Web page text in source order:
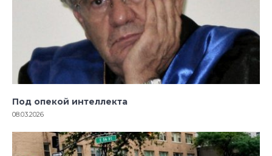
Под опекой интеллекта
08.03.2026